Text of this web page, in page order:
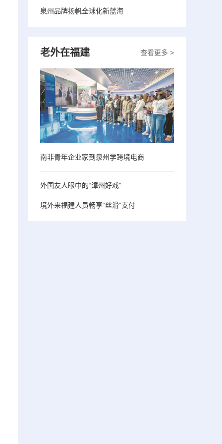
泉州品牌扬帆全球化新蓝海
查看更多 >
老外在福建
南非青年企业家到泉州学跨境电商
外国友人眼中的“漳州好戏”
境外来福建人员畅享“丝滑”支付